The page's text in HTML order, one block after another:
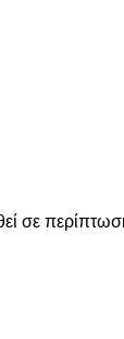
σε